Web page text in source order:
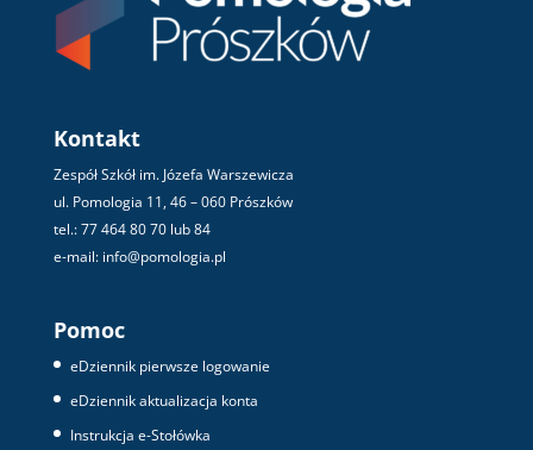
Kontakt
Zespół Szkół im. Józefa Warszewicza
ul. Pomologia 11, 46 – 060 Prószków
tel.: 77 464 80 70 lub 84
e-mail: info@pomologia.pl
Pomoc
eDziennik pierwsze logowanie
eDziennik aktualizacja konta
Instrukcja e-Stołówka